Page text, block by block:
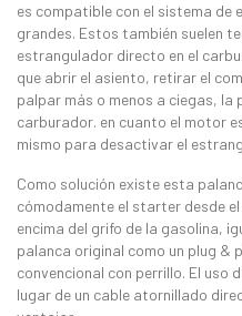
es compatible con el sistema
grandes. Estos también suelen
estrangulador directo en el
que abrir el asiento, retirar el
palpar más o menos a ciegas, la
carburador. en cuanto el motor
mismo para desactivar el
Como solución existe esta
cómodamente el starter desde
encima del grifo de la gasolina,
palanca original como un plug &
convencional con perrillo. El uso
lugar de un cable atornillado